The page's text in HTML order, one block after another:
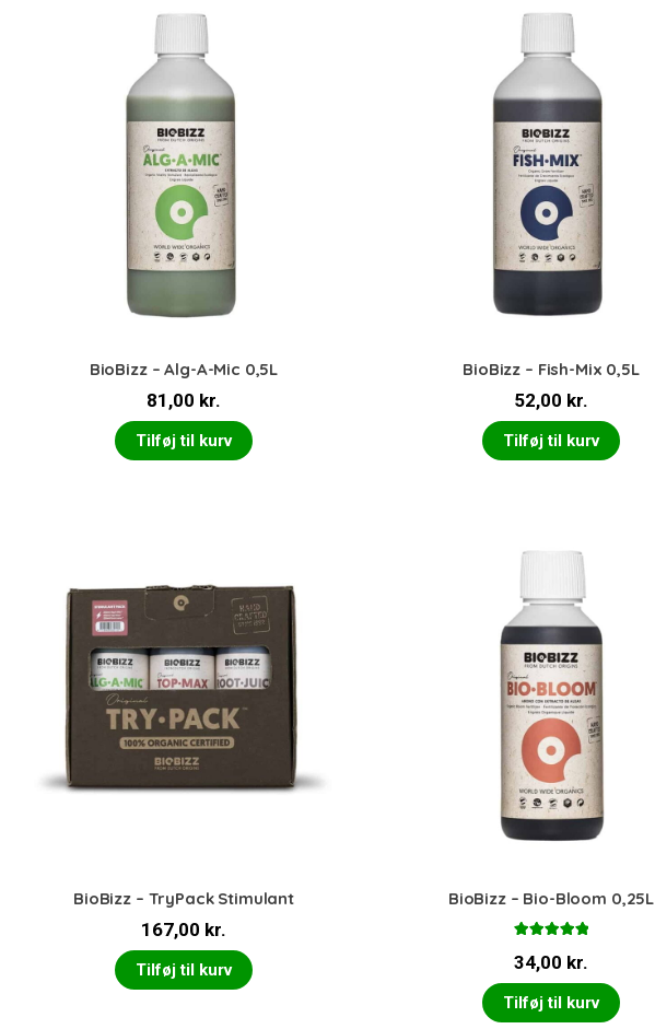
BioBizz – Alg-A-Mic 0,5L
81,00 kr.
Tilføj til kurv
BioBizz – Fish-Mix 0,5L
52,00 kr.
Tilføj til kurv
BioBizz – TryPack Stimulant
167,00 kr.
Tilføj til kurv
BioBizz – Bio-Bloom 0,25L
5.00ud af 5
34,00 kr.
Tilføj til kurv